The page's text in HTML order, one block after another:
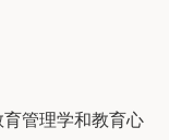
管理学和教育心